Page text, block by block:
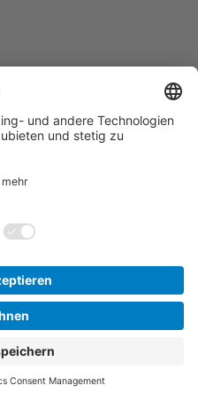
Impressum Kontakt